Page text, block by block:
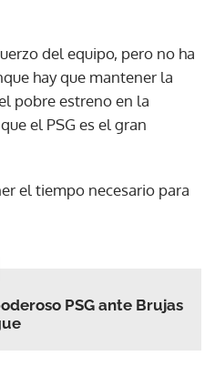
del equipo, pero no ha
hay que mantener la
pobre estreno en la
el PSG es el gran
el tiempo necesario para
PSG ante Brujas